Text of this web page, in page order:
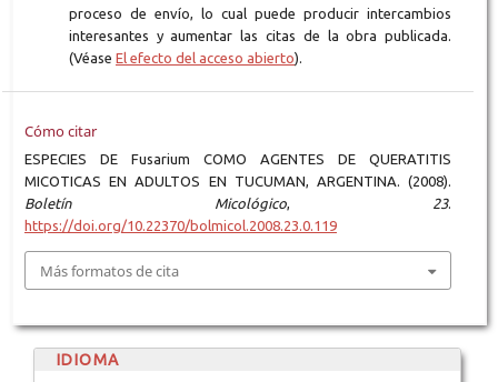
proceso de envío, lo cual puede producir intercambios
interesantes y aumentar las citas de la obra publicada.
(Véase El efecto del acceso abierto).
Cómo citar
ESPECIES DE Fusarium COMO AGENTES DE QUERATITIS
MICOTICAS EN ADULTOS EN TUCUMAN, ARGENTINA. (2008).
Boletín Micológico, 23.
https://doi.org/10.22370/bolmicol.2008.23.0.119
Más formatos de cita
IDIOMA